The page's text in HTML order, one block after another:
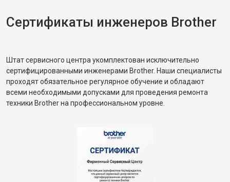
Сертификаты инженеров Brother
Штат сервисного центра укомплектован исключительно
сертифицированными инженерами Brother. Наши специалисты
проходят обязательное регулярное обучение и обладают
всеми необходимыми допусками для проведения ремонта
техники Brother на профессиональном уровне.